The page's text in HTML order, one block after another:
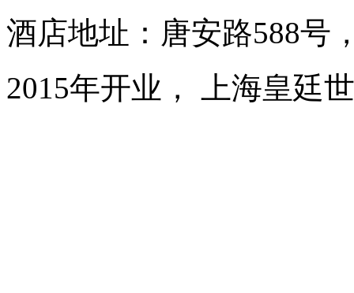
酒店地址：唐安路588号
2015年开业， 上海皇